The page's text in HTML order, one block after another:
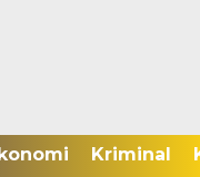
Kriminal